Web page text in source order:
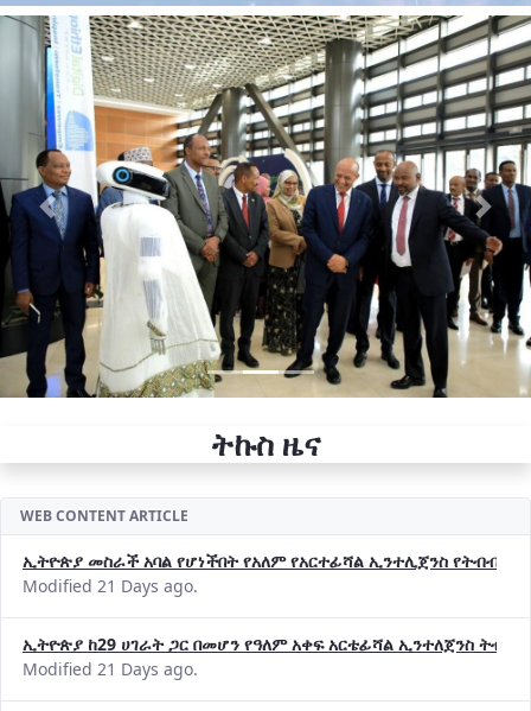
Previous Next
ትኩስ ዜና
WEB CONTENT ARTICLE
ኢትዮጵያ መስራች አባል የሆነችበት የአለም የአርተፊሻል ኢንተሊጀንስ የትብብር
Modified 21 Days ago.
ኢትዮጵያ ከ29 ሀገራት ጋር በመሆን የዓለም አቀፍ አርቴፊሻል ኢንተለጀንስ
Modified 21 Days ago.